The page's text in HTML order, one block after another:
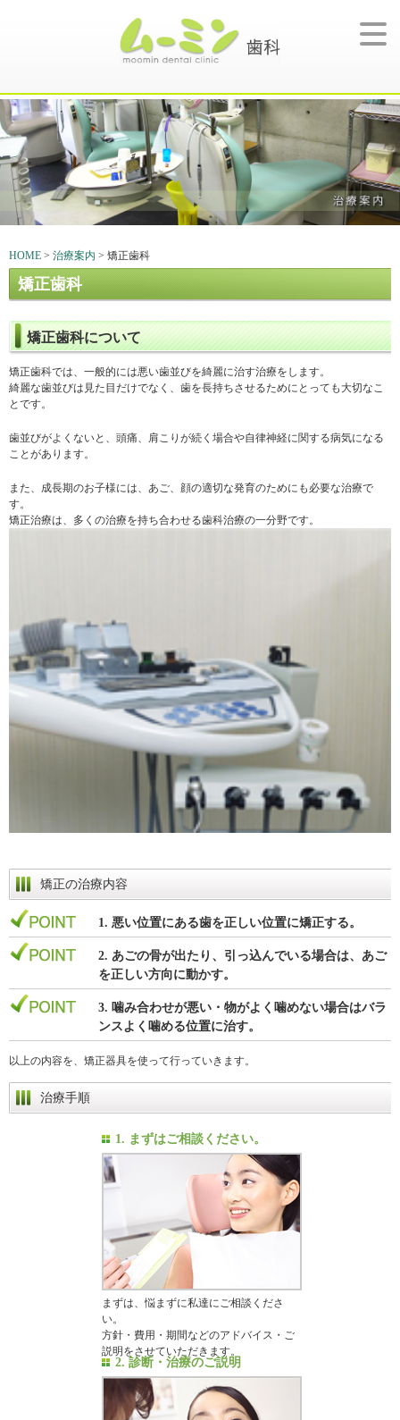
HOME > 治療案内 > 矯正歯科
矯正歯科
矯正歯科について
矯正歯科では、一般的には悪い歯並びを綺麗に治す治療をします。
綺麗な歯並びは見た目だけでなく、歯を長持ちさせるためにとっても大切なこ
とです。
歯並びがよくないと、頭痛、肩こりが続く場合や自律神経に関する病気になる
ことがあります。
また、成長期のお子様には、あご、顔の適切な発育のためにも必要な治療で
す。
矯正治療は、多くの治療を持ち合わせる歯科治療の一分野です。
矯正の治療内容
1. 悪い位置にある歯を正しい位置に矯正する。
2. あごの骨が出たり、引っ込んでいる場合は、あご
を正しい方向に動かす。
3. 噛み合わせが悪い・物がよく噛めない場合はバラ
ンスよく噛める位置に治す。
以上の内容を、矯正器具を使って行っていきます。
治療手順
1. まずはご相談ください。
まずは、悩まずに私達にご相談くださ
い。
方針・費用・期間などのアドバイス・ご
説明をさせていただきます。
2. 診断・治療のご説明